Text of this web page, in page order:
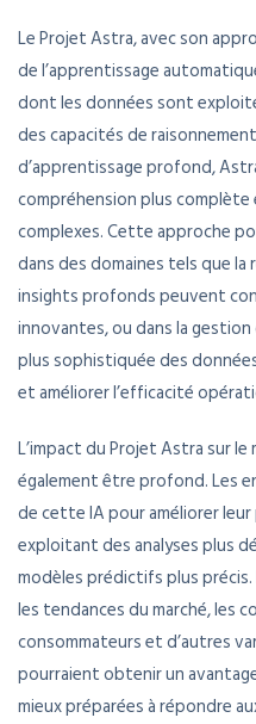
Le Projet Astra, avec son
de l’apprentissage
dont les données sont
des capacités de
d’apprentissage profond,
compréhension plus
complexes. Cette approche
dans des domaines tels que
insights profonds peuvent
innovantes, ou dans la
plus sophistiquée des
et améliorer l’efficacité
L’impact du Projet Astra sur
également être profond. Les
de cette IA pour améliorer
exploitant des analyses plus
modèles prédictifs plus
les tendances du marché, les
consommateurs et d’autres
pourraient obtenir un
mieux préparées à répondre